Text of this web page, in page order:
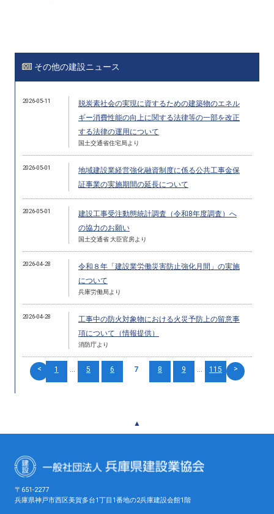
その他の建設ニュース
2026-05-11
脱炭素社会の実現に資するための建築物のエネル
ギー消費性能の向上に関する法律等の一部を改正
する法律の運用について
国土交通省住宅局より
2026-05-01
地域建設業経営強化融資制度に係る公共工事金保
証事業の実施期間の延長について
2026-05-01
建設工事受注動態統計調査（令和8年度調査）へ
の協力のお願い
国土交通省 大臣官房より
2026-04-28
令和８年「建設業労働災害防止強化月間」の実施
について
兵庫労働局より
2026-04-28
工事中の防火対象物における火災予防上の留意事
項について（情報提供）
消防庁より
< 1 ... 5 6 7 8 9 ... 115 >
▲
〒651-2277
兵庫県神戸市西区美賀多台1丁目1番地の2兵庫建設会館1階